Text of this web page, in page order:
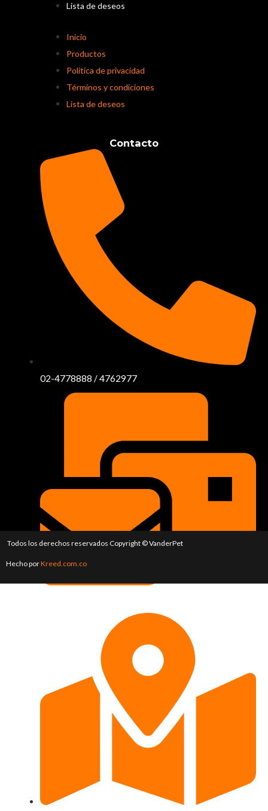
Lista de deseos
Inicio
Productos
Política de privacidad
Términos y condiciones
Lista de deseos
Contacto
02-4778888 / 4762977
Todos los derechos reservados Copyright © VanderPet
Hecho porKreed.com.co